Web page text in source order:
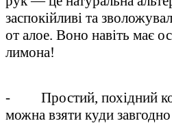
заспокійливі та
от алое. Воно навіть має
лимона!
- Простий, похідний
можна взяти куди завгодно